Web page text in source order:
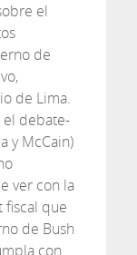
el
de
de Lima.
debate-
y McCain)
ver con la
que
de Bush
con